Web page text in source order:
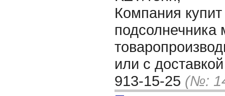
Компания
подсолнечника
или с
913-15-25 (№: